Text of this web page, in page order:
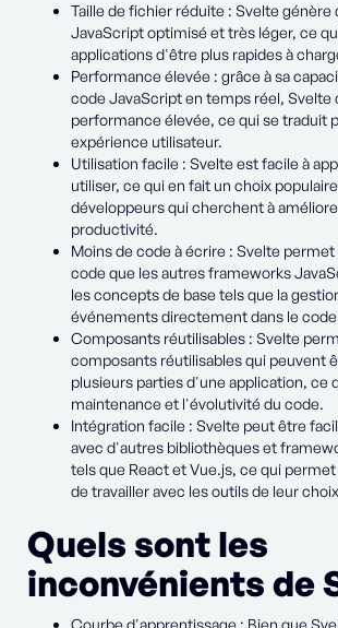
Taille de fichier réduite : Svelte génère
JavaScript optimisé et très léger, ce
applications d'être plus rapides à
Performance élevée : grâce à sa
code JavaScript en temps réel, Svelte
performance élevée, ce qui se traduit
expérience utilisateur.
Utilisation facile : Svelte est facile à
utiliser, ce qui en fait un choix
développeurs qui cherchent à
productivité.
Moins de code à écrire : Svelte
code que les autres frameworks
les concepts de base tels que la
événements directement dans le code
Composants réutilisables : Svelte
composants réutilisables qui peuvent
plusieurs parties d'une application, ce
maintenance et l'évolutivité du code.
Intégration facile : Svelte peut être
avec d'autres bibliothèques et
tels que React et Vue.js, ce qui
de travailler avec les outils de leur
Quels sont les
inconvénients de
Courbe d'apprentissage : Bien que